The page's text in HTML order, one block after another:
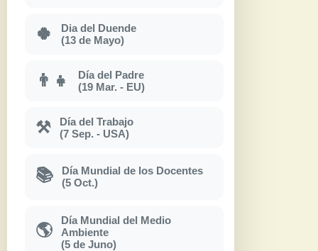
🍀
Dia del Duende
(13 de Mayo)
👨‍👧
Día del Padre
(19 Mar. - EU)
⚒
Día del Trabajo
(7 Sep. - USA)
📚
Día Mundial de los Docentes
(5 Oct.)
🌎
Día Mundial del Medio
Ambiente
(5 de Juno)